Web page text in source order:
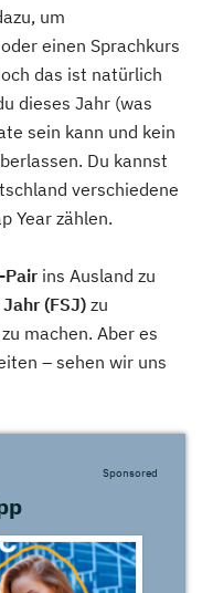
um
einen Sprachkurs
das ist natürlich
dieses Jahr (was
sein kann und kein
Du kannst
verschiedene
Year zählen.
Pair ins Ausland zu
(FSJ) zu
zu machen. Aber es
– sehen wir uns
Sponsored